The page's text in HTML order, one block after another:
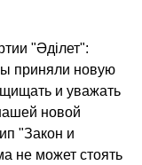
"Әділет":
приняли новую
и уважать
новой
"Закон и
не может стоять